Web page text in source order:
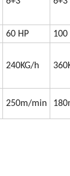
60 HP 100
240KG/h
250m/min